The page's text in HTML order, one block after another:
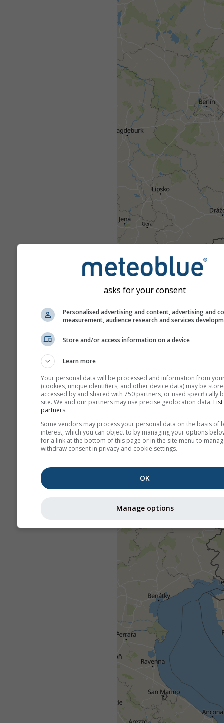
asks for your consent
Personalised advertising and content, advertising and
measurement, audience research and services
Store and/or access information on a device
Learn more
Your personal data will be processed and information from
(cookies, unique identifiers, and other device data) may be
accessed by and shared with 750 partners, or used specifically
site. We and our partners may use precise geolocation data.
partners.
Some vendors may process your personal data on the basis of
interest, which you can object to by managing your options
for a link at the bottom of this page or in the site menu to
withdraw consent in privacy and cookie settings.
OK
Manage options